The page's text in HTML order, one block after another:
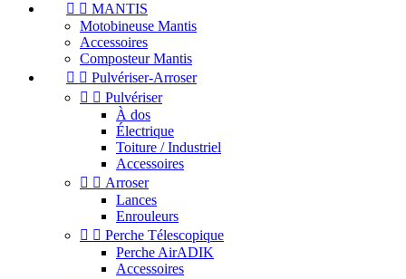
  MANTIS
Motobineuse Mantis
Accessoires
Composteur Mantis
  Pulvériser-Arroser
  Pulvériser
À dos
Électrique
Toiture / Industriel
Accessoires
  Arroser
Lances
Enrouleurs
  Perche Télescopique
Perche AirADIK
Accessoires